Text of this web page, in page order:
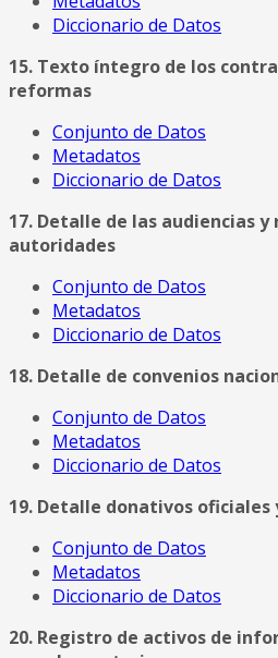
Diccionario de Datos
15. Texto íntegro de los
reformas
Conjunto de Datos
Metadatos
Diccionario de Datos
17. Detalle de las audiencias y
autoridades
Conjunto de Datos
Metadatos
Diccionario de Datos
18. Detalle de convenios
Conjunto de Datos
Metadatos
Diccionario de Datos
19. Detalle donativos
Conjunto de Datos
Metadatos
Diccionario de Datos
20. Registro de activos de